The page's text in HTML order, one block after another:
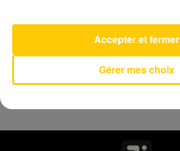
Gérer mes choix
Accepter et fermer